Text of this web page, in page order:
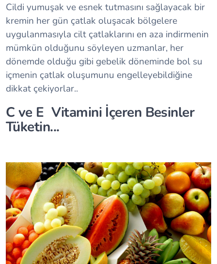
Cildi yumuşak ve esnek tutmasını sağlayacak bir
kremin her gün çatlak oluşacak bölgelere
uygulanmasıyla cilt çatlaklarını en aza indirmenin
mümkün olduğunu söyleyen uzmanlar, her
dönemde olduğu gibi gebelik döneminde bol su
içmenin çatlak oluşumunu engelleyebildiğine
dikkat çekiyorlar..
C ve E Vitamini İçeren Besinler
Tüketin...